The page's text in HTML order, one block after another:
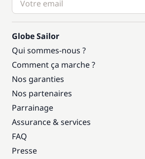
Globe Sailor
Qui sommes-nous ?
Comment ça marche ?
Nos garanties
Nos partenaires
Parrainage
Assurance & services
FAQ
Presse